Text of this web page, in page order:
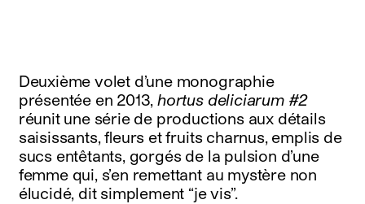
Deuxième volet d’une monographie
présentée en 2013,hortus deliciarum #2
réunit une série de productions aux détails
saisissants, fleurs et fruits charnus, emplis de
sucs entêtants, gorgés de la pulsion d’une
femme qui, s’en remettant au mystère non
élucidé, dit simplement “je vis”.